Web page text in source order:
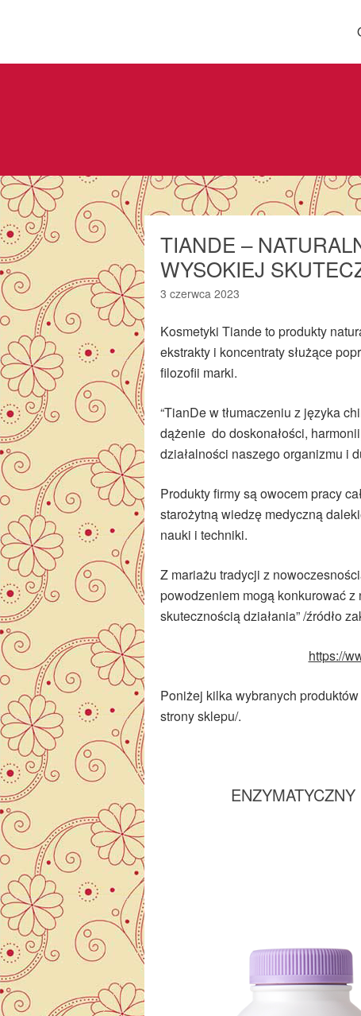
TIANDE –
WYSOKIEJ
3 czerwca 2023
Kosmetyki Tiande to produkty
ekstrakty i koncentraty służące
filozofii marki.
“TianDe w tłumaczeniu z języka
dążenie do doskonałości,
działalności naszego organizmu i
Produkty firmy są owocem pracy
starożytną wiedzę medyczną
nauki i techniki.
Z mariażu tradycji z
powodzeniem mogą konkurować
skutecznością działania” /źródło
https://
Poniżej kilka wybranych
strony sklepu/.